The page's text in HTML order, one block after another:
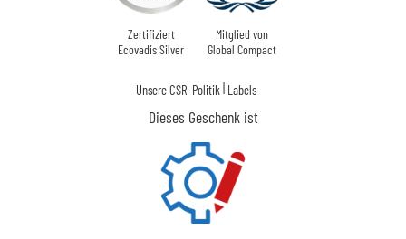
Zertifiziert
Ecovadis Silver
Mitglied von
Global Compact
Unsere CSR-Politik | Labels
Dieses Geschenk ist